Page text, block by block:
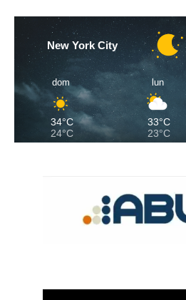
New York City
dom
34°C
24°C
lun
33°C
23°C